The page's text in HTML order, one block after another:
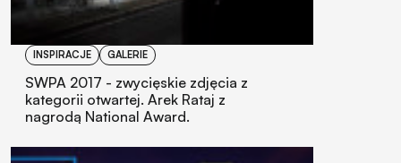
INSPIRACJE GALERIE
SWPA 2017 - zwycięskie zdjęcia z
kategorii otwartej. Arek Rataj z
nagrodą National Award.